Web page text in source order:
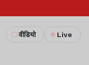
वीडियो Live